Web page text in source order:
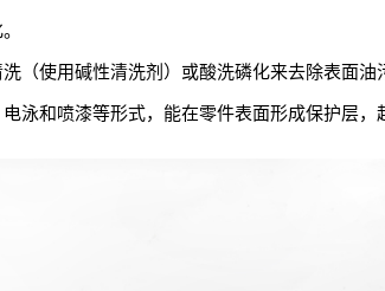
（使用碱性清洗剂）或酸洗磷化来去除表面油
泳和喷漆等形式，能在零件表面形成保护层，